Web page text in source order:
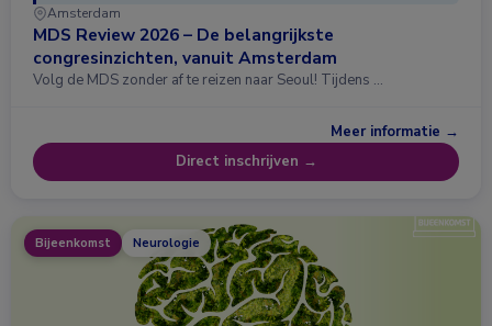
Amsterdam
MDS Review 2026 – De belangrijkste
congresinzichten, vanuit Amsterdam
Volg de MDS zonder af te reizen naar Seoul! Tijdens …
Meer informatie →
Direct inschrijven →
Bijeenkomst Neurologie